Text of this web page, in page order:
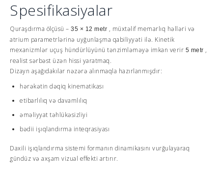
Spesifikasiyalar
Quraşdırma ölçüsü – 35 × 12 metr , müxtəlif memarlıq həlləri və
atrium parametrlərinə uyğunlaşma qabiliyyəti ilə. Kinetik
mexanizmlər uçuş hündürlüyünü tənzimləməyə imkan verir 5 metr ,
realist sərbəst üzən hissi yaratmaq.
Dizayn aşağıdakılar nəzərə alınmaqla hazırlanmışdır:
hərəkətin dəqiq kinematikası
etibarlılıq və davamlılıq
əməliyyat təhlükəsizliyi
bədii işıqlandırma inteqrasiyası
Daxili işıqlandırma sistemi formanın dinamikasını vurğulayaraq
gündüz və axşam vizual effekti artırır.